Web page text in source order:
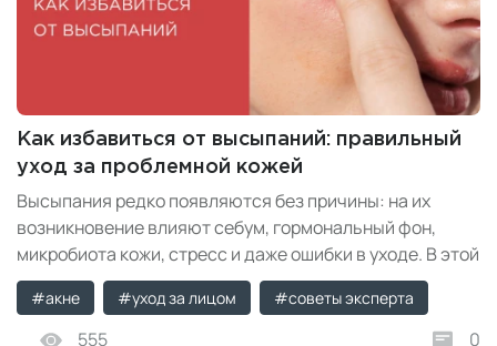
Как избавиться от высыпаний: правильный
уход за проблемной кожей
Высыпания редко появляются без причины: на их
возникновение влияют себум, гормональный фон,
микробиота кожи, стресс и даже ошибки в уходе. В этой
статье разбираем, как выстроить грамотный уход за
проблемной кожей, какие активы действительно
работают и как использовать систему Derma SR для
#акне #уход за лицом #советы эксперта
555 0